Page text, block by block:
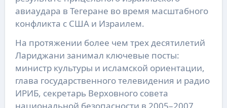
авиаудара в Тегеране во время масштабного
конфликта с США и Израилем.
На протяжении более чем трех десятилетий
Лариджани занимал ключевые посты:
министр культуры и исламской ориентации,
глава государственного телевидения и радио
ИРИБ, секретарь Верховного совета
национальной безопасности в 2005–2007